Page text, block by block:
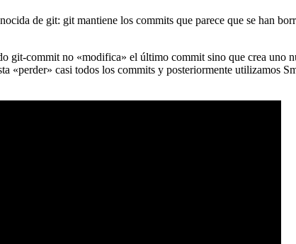
de git: git mantiene los commits que parece que se han
git-commit no «modifica» el último commit sino que crea uno
«perder» casi todos los commits y posteriormente utilizamos